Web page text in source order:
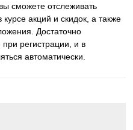
сможете отслеживать
акций и скидок, а также
Достаточно
регистрации, и в
автоматически.